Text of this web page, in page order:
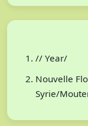
// Year/
Nouvelle
Syrie/